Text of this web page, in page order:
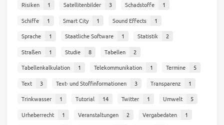
Risiken
1 Satellitenbilder 3 Schadstoffe
1
Schiffe
1 Smart City 1 Sound Effects
1
Sprache
1 Staatliche Software 1 Statistik
2
Straßen
1 Studie 8 Tabellen
2
Tabellenkalkulation
1 Telekommunikation 1 Termine
5
Text
3 Text- und Stoffinformationen 3 Transparenz
1
Trinkwasser
1 Tutorial 14 Twitter 1 Umwelt
5
Urheberrecht
1 Veranstaltungen 2 Vergabedaten
1